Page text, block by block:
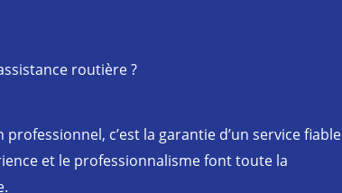
routière ?
professionnel, c’est la garantie d’un service fiable
et le professionnalisme font toute la